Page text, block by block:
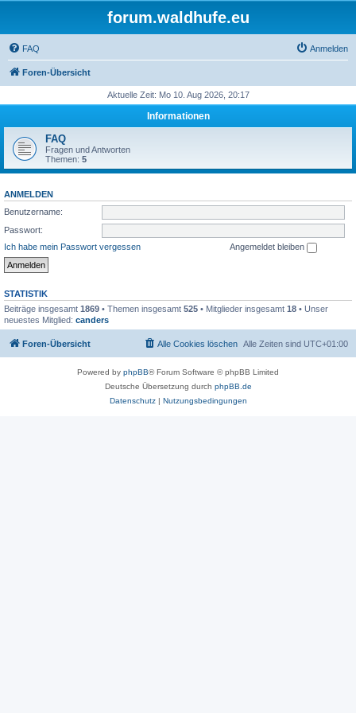
forum.waldhufe.eu
FAQ Anmelden
Foren-Übersicht
Aktuelle Zeit: Mo 10. Aug 2026, 20:17
Informationen
FAQ
Fragen und Antworten
Themen: 5
ANMELDEN
Benutzername:
Passwort:
Ich habe mein Passwort vergessen
Angemeldet bleiben
STATISTIK
Beiträge insgesamt 1869 • Themen insgesamt 525 • Mitglieder insgesamt 18 • Unser
neuestes Mitglied: canders
Foren-Übersicht Alle Zeiten sind UTC+01:00
Alle Cookies löschen
Powered by phpBB® Forum Software © phpBB Limited
Deutsche Übersetzung durch phpBB.de
Datenschutz| Nutzungsbedingungen